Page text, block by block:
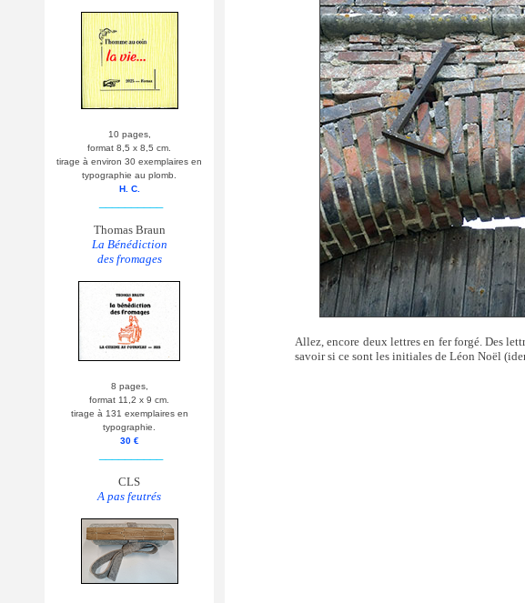
10 pages,
format 8,5 x 8,5 cm.
tirage à environ 30 exemplaires en
typographie au plomb.
H. C.
Thomas Braun
La Bénédiction
des fromages
8 pages,
format 11,2 x 9 cm.
tirage à 131 exemplaires en
typographie.
30 €
CLS
A pas feutrés
Allez, encore deux lettres en fer forgé. Des
savoir si ce sont les initiales de Léon Noël